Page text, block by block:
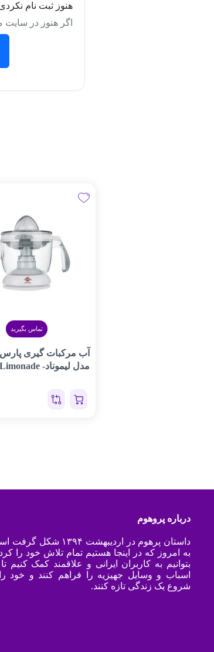
هنوز ثبت نام
اگر هنوز در سایت
تماس بگیرید
آب مرکبات گیری
مدل لیموناد- Limonade
درباره پروهوم
داستان پرهوم در اردیبهشت ۱۳۹۴
به امروز که در اینجا هستیم تمام تلاش خود را
بتوانیم به کاربران ایرانی و علاقمند کمک کنیم تا
اسباب و وسایل جهیزیه را فراهم کنند و خود
شروع یک زندگی تازه کنند.